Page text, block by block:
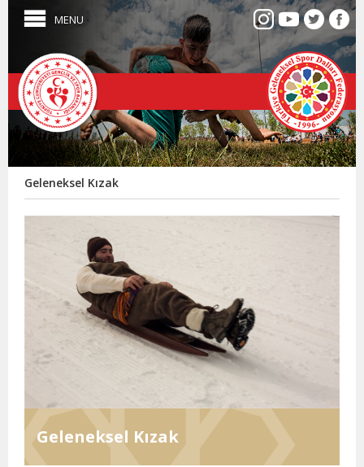
MENU
Geleneksel Kızak
Geleneksel Kızak